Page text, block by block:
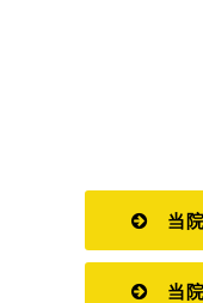
当
当